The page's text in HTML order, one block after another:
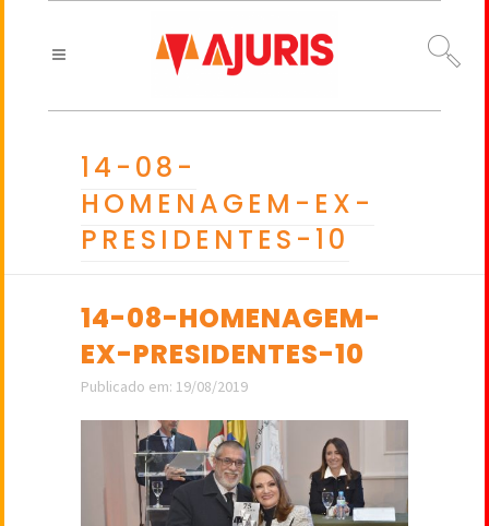
14-08-
HOMENAGEM-EX-
PRESIDENTES-10
14-08-HOMENAGEM-
EX-PRESIDENTES-10
Publicado em: 19/08/2019